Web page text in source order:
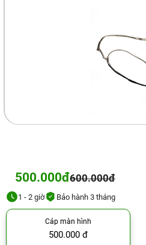
500.000đ600.000đ
1 - 2 giờ Bảo hành 3 tháng
Cáp màn hình
500.000 đ